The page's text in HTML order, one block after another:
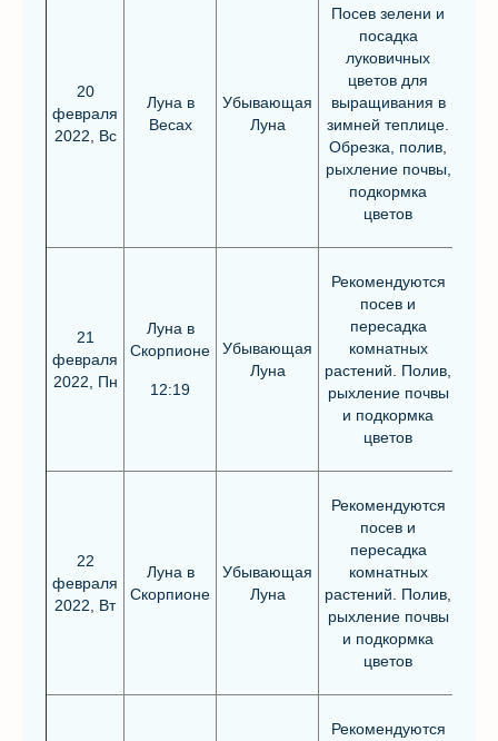
20
февраля
2022, Вс
Луна в
Весах
Убывающая
Луна
Посев зелени и
посадка
луковичных
цветов для
выращивания в
зимней теплице.
Обрезка, полив,
рыхление почвы,
подкормка
цветов
21
февраля
2022, Пн
Луна в
Скорпионе
12:19
Убывающая
Луна
Рекомендуются
посев и
пересадка
комнатных
растений. Полив,
рыхление почвы
и подкормка
цветов
22
февраля
2022, Вт
Луна в
Скорпионе
Убывающая
Луна
Рекомендуются
посев и
пересадка
комнатных
растений. Полив,
рыхление почвы
и подкормка
цветов
Рекомендуются